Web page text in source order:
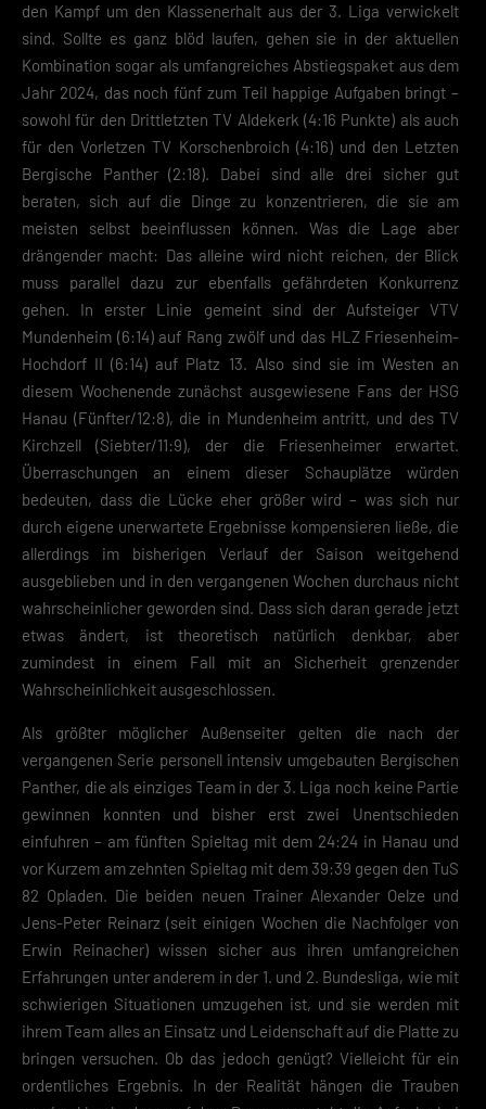
den Kampf um den Klassenerhalt aus der 3. Liga verwickelt
sind. Sollte es ganz blöd laufen, gehen sie in der aktuellen
Kombination sogar als umfangreiches Abstiegspaket aus dem
Jahr 2024, das noch fünf zum Teil happige Aufgaben bringt –
sowohl für den Drittletzten TV Aldekerk (4:16 Punkte) als auch
für den Vorletzen TV Korschenbroich (4:16) und den Letzten
Bergische Panther (2:18). Dabei sind alle drei sicher gut
beraten, sich auf die Dinge zu konzentrieren, die sie am
meisten selbst beeinflussen können. Was die Lage aber
drängender macht: Das alleine wird nicht reichen, der Blick
muss parallel dazu zur ebenfalls gefährdeten Konkurrenz
gehen. In erster Linie gemeint sind der Aufsteiger VTV
Mundenheim (6:14) auf Rang zwölf und das HLZ Friesenheim-
Hochdorf II (6:14) auf Platz 13. Also sind sie im Westen an
diesem Wochenende zunächst ausgewiesene Fans der HSG
Hanau (Fünfter/12:8), die in Mundenheim antritt, und des TV
Kirchzell (Siebter/11:9), der die Friesenheimer erwartet.
Überraschungen an einem dieser Schauplätze würden
bedeuten, dass die Lücke eher größer wird – was sich nur
durch eigene unerwartete Ergebnisse kompensieren ließe, die
allerdings im bisherigen Verlauf der Saison weitgehend
ausgeblieben und in den vergangenen Wochen durchaus nicht
wahrscheinlicher geworden sind. Dass sich daran gerade jetzt
etwas ändert, ist theoretisch natürlich denkbar, aber
zumindest in einem Fall mit an Sicherheit grenzender
Wahrscheinlichkeit ausgeschlossen.
Als größter möglicher Außenseiter gelten die nach der
vergangenen Serie personell intensiv umgebauten Bergischen
Panther, die als einziges Team in der 3. Liga noch keine Partie
gewinnen konnten und bisher erst zwei Unentschieden
einfuhren – am fünften Spieltag mit dem 24:24 in Hanau und
vor Kurzem am zehnten Spieltag mit dem 39:39 gegen den TuS
82 Opladen. Die beiden neuen Trainer Alexander Oelze und
Jens-Peter Reinarz (seit einigen Wochen die Nachfolger von
Erwin Reinacher) wissen sicher aus ihren umfangreichen
Erfahrungen unter anderem in der 1. und 2. Bundesliga, wie mit
schwierigen Situationen umzugehen ist, und sie werden mit
ihrem Team alles an Einsatz und Leidenschaft auf die Platte zu
bringen versuchen. Ob das jedoch genügt? Vielleicht für ein
ordentliches Ergebnis. In der Realität hängen die Trauben